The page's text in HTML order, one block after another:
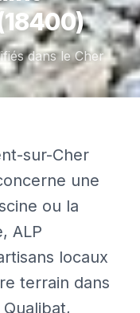
dans leCher
sur-Cher
une
ou la
ALP
locaux
terrain dans